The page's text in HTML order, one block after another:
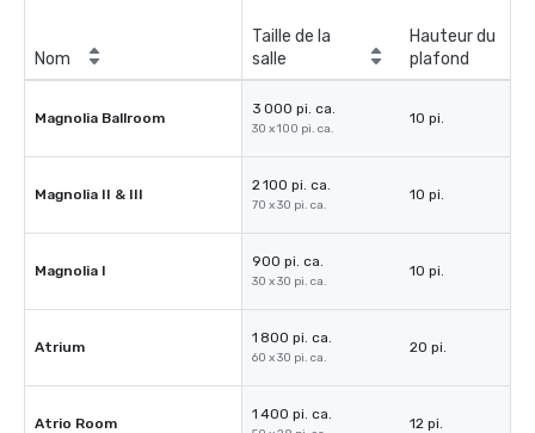
Nom
Taille de la
salle
Hauteur du
plafond
Magnolia Ballroom
3 000 pi. ca.
30 x 100 pi. ca.
10 pi.
Magnolia II & III
2 100 pi. ca.
70 x 30 pi. ca.
10 pi.
Magnolia I
900 pi. ca.
30 x 30 pi. ca.
10 pi.
Atrium
1 800 pi. ca.
60 x 30 pi. ca.
20 pi.
Atrio Room
1 400 pi. ca.
12 pi.